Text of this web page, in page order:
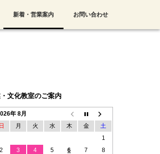
新着・営業案内 お問い合わせ
文化教室のご案内
年 8月
日
月 火 水 木 金
土
1
2
3 4 5 6 7
8